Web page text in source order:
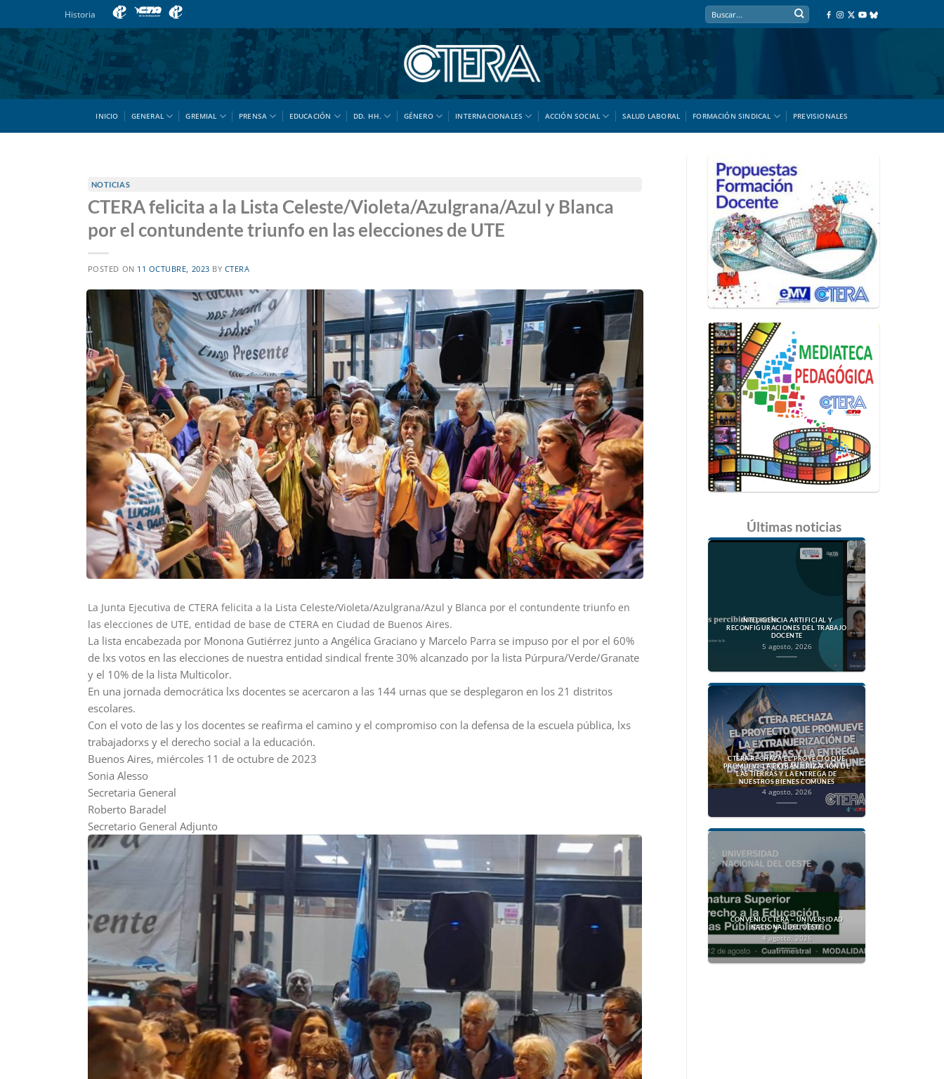
al
contenido
Historia
INICIO GENERAL GREMIAL PRENSA EDUCACIÓN DD. HH. GÉNERO INTERNACIONALES ACCIÓN SOCIAL SALUD LABORAL FORMACIÓN SINDICAL PREVISIONALES
NOTICIAS
CTERA felicita a la Lista Celeste/Violeta/Azulgrana/Azul y Blanca
por el contundente triunfo en las elecciones de UTE
POSTED ON 11 OCTUBRE, 2023 BY CTERA
La Junta Ejecutiva de CTERA felicita a la Lista Celeste/Violeta/Azulgrana/Azul y Blanca por el contundente triunfo en
las elecciones de UTE, entidad de base de CTERA en Ciudad de Buenos Aires.
La lista encabezada por Monona Gutiérrez junto a Angélica Graciano y Marcelo Parra se impuso por el por el 60%
de lxs votos en las elecciones de nuestra entidad sindical frente 30% alcanzado por la lista Púrpura/Verde/Granate
y el 10% de la lista Multicolor.
En una jornada democrática lxs docentes se acercaron a las 144 urnas que se desplegaron en los 21 distritos
escolares.
Con el voto de las y los docentes se reafirma el camino y el compromiso con la defensa de la escuela pública, lxs
trabajadorxs y el derecho social a la educación.
Buenos Aires, miércoles 11 de octubre de 2023
Sonia Alesso
Secretaria General
Roberto Baradel
Secretario General Adjunto
Últimas noticias
INTELIGENCIA ARTIFICIAL Y
RECONFIGURACIONES DEL TRABAJO
DOCENTE
5 agosto, 2026
CTERA RECHAZA EL PROYECTO QUE
PROMUEVE LA EXTRANJERIZACIÓN DE
LAS TIERRAS Y LA ENTREGA DE
NUESTROS BIENES COMUNES
4 agosto, 2026
CONVENIO CTERA – UNIVERSIDAD
NACIONAL DEL OESTE
4 agosto, 2026